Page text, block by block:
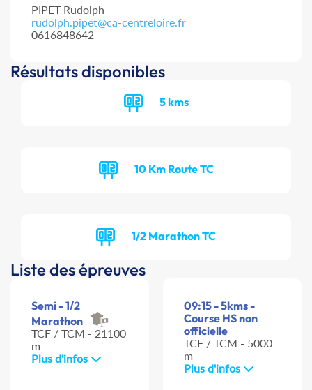
PIPET Rudolph
rudolph.pipet@ca-centreloire.fr
0616848642
Résultats disponibles
5 kms
10 Km Route TC
1/2 Marathon TC
Liste des épreuves
Semi - 1/2
Marathon
TCF / TCM - 21100
m
Plus d'infos
09:15 - 5kms -
Course HS non
officielle
TCF / TCM - 5000
m
Plus d'infos